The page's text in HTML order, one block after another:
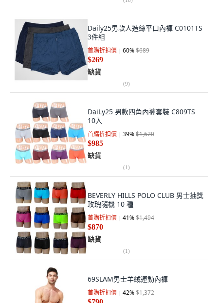
Daily25男款人造絲平口內褲 C0101TS
3件組
首購折扣價 60%$689
$269
缺貨
(9)
DaiLy25 男款四角內褲套裝 C809TS
10入
首購折扣價 39%$1,620
$985
缺貨
(1)
BEVERLY HILLS POLO CLUB 男士抽獎
玫瑰隨機 10 種
首購折扣價 41%$1,494
$870
缺貨
(1)
69SLAM男士羊絨運動內褲
首購折扣價 42%$1,372